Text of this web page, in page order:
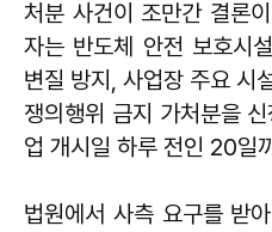
처분 사건이 조만간 결론
자는 반도체 안전 보호시
변질 방지, 사업장 주요 시
쟁의행위 금지 가처분을
업 개시일 하루 전인 20일
법원에서 사측 요구를 받